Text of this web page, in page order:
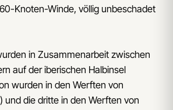
Knoten-Winde, völlig unbeschadet
in Zusammenarbeit zwischen
auf der iberischen Halbinsel
wurden in den Werften von
und die dritte in den Werften von